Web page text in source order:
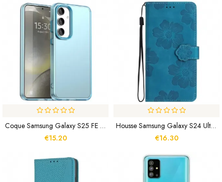
Coque Samsung Galaxy S25 FE Design Mat
€15.20
Housse Samsung Galaxy S24 Ultra 5G Florale Avec Lanière
€16.30